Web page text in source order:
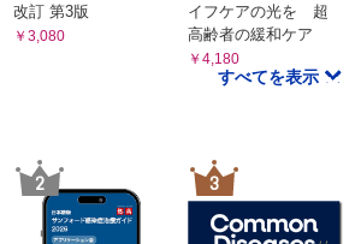
改訂 第3版
￥3,080
イフケアの光を 超
高齢者の緩和ケア
￥4,180
すべてを表示
2 3